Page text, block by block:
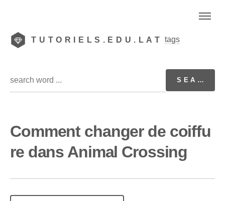
TUTORIELS.EDU.LAT tags
Comment changer de coiffu
re dans Animal Crossing